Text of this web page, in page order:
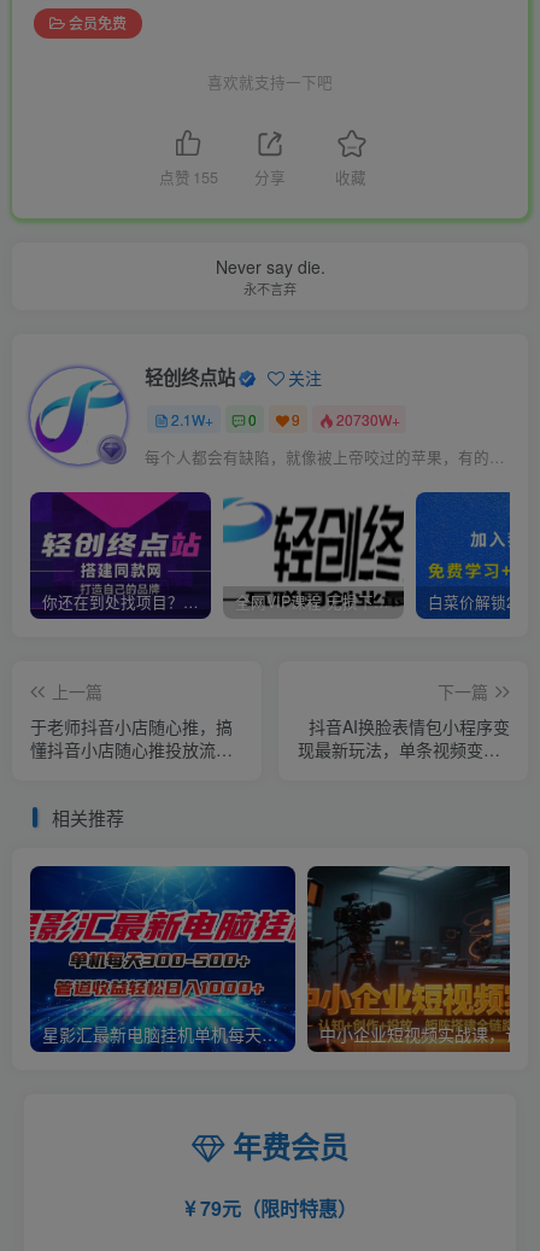
会员免费
喜欢就支持一下吧
点赞 155 分享 收藏
Never say die.
永不言弃
轻创终点站 关注
2.1W+ 0 9 20730W+
每个人都会有缺陷，就像被上帝咬过的苹果，有的人缺陷比较大，正是因为上帝特别喜欢他的芬芳
你还在到处找项目？还在当韭菜？我靠卖项目一个月收入5万+，曾经我也是个失败者。 全网VIP课程 无损下载~
上一篇
于老师抖音小店随心推，搞
懂抖音小店随心推投放流程
下一篇
抖音AI换脸表情包小程序变
现最新玩法，单条视频变现1
相关推荐
星影汇最新电脑挂机单机每天300+团队管道收益轻松日入1000+
年费会员
79元（限时特惠）